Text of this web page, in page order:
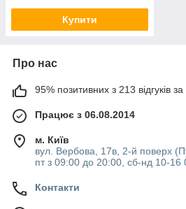
Купити
Про нас
95% позитивних з 213 відгуків за
Працює з 06.08.2014
м. Київ
вул. Вербова, 17в, 2-й поверх
пт з 09:00 до 20:00, сб-нд 10-16
Контакти